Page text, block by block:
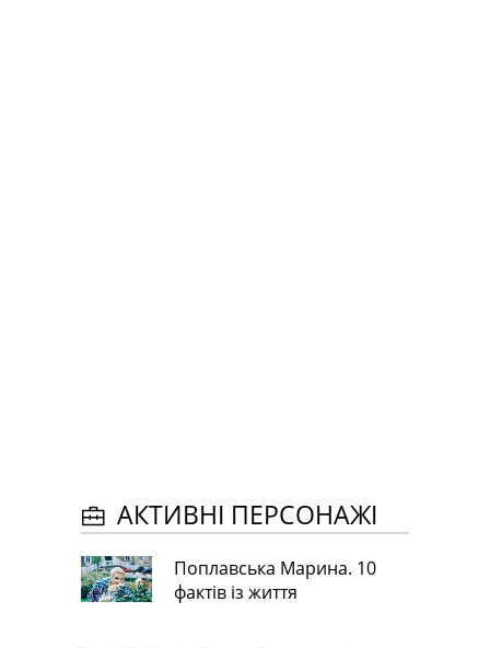
АКТИВНІ ПЕРСОНАЖІ
Поплавська Марина. 10
фактів із життя